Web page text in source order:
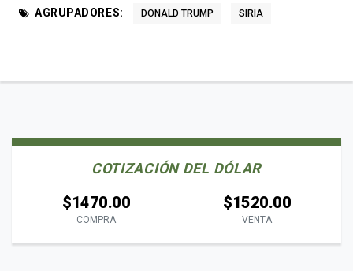
AGRUPADORES: DONALD TRUMP SIRIA
COTIZACIÓN DEL DÓLAR
$1470.00
COMPRA
$1520.00
VENTA